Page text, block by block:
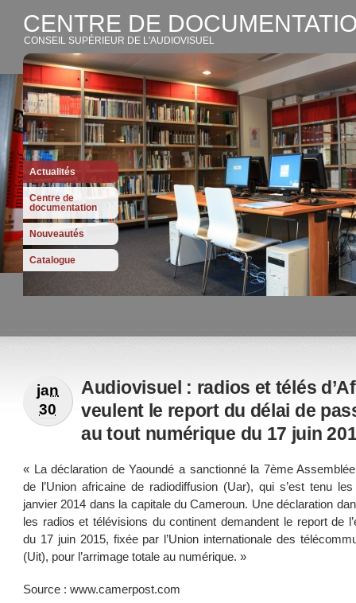
CENTRE DE
CONSEIL SUPÉRIEUR DE L'AUDIOVISUEL
Actualités
Centre de
documentation
Nouveautés
Catalogue
jan
30
Audiovisuel : radios et télés
veulent le report du délai de
au tout numérique du 17 juin
« La déclaration de Yaoundé a sanctionné la 7ème
de l’Union africaine de radiodiffusion (Uar), qui s’est tenu
janvier 2014 dans la capitale du Cameroun. Une déclaration
les radios et télévisions du continent demandent le report de
du 17 juin 2015, fixée par l’Union internationale des
(Uit), pour l’arrimage totale au numérique. »
Source : www.camerpost.com